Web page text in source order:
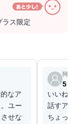
ラス限定
なア
ユー
せな
阿部
5
いいね。
話すアプ
ちょっと